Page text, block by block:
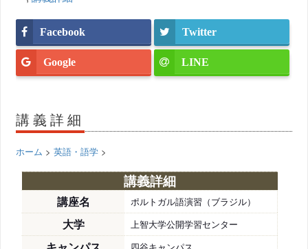
Facebook Twitter
Google LINE
講義詳細
ホーム >英語・語学 >
講義詳細
講座名 ポルトガル語演習（ブラジル）
大学 上智大学公開学習センター